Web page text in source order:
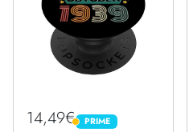
14,49€ PRIME
PRIME